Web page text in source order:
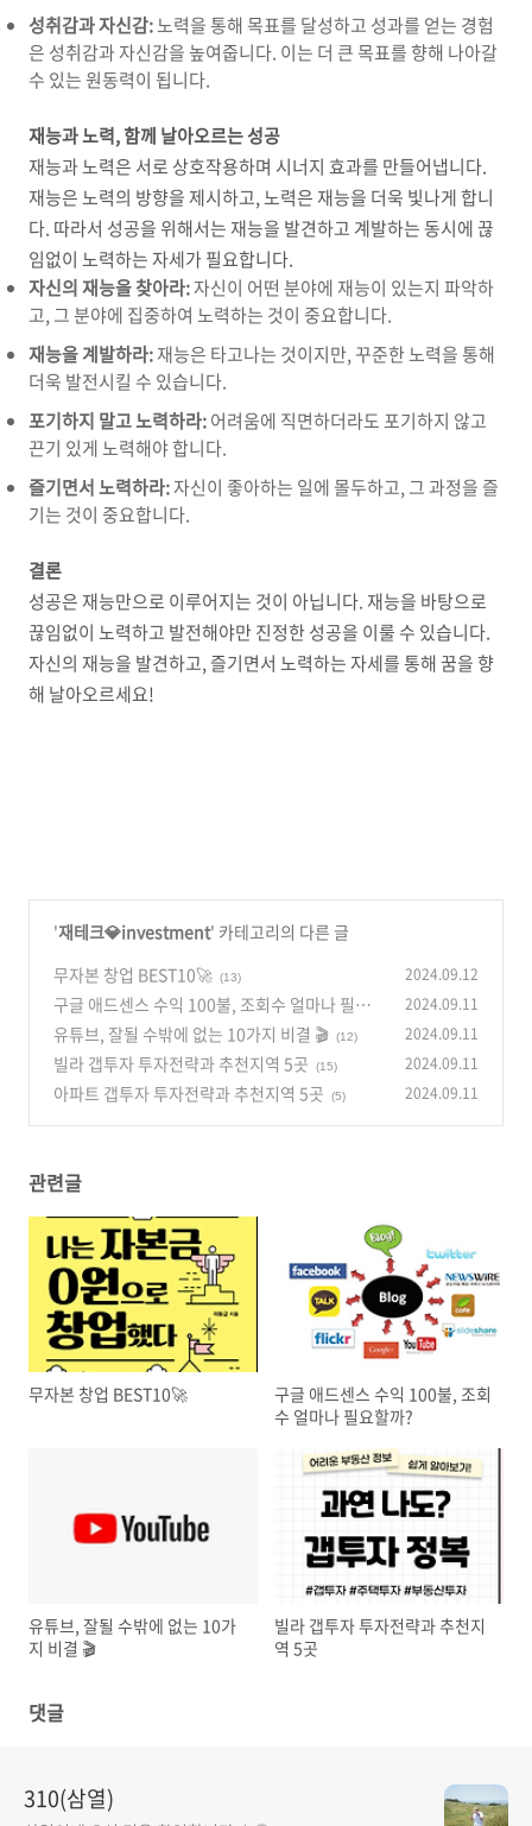
성취감과 자신감:노력을 통해 목표를 달성하고 성과를 얻는 경험
은 성취감과 자신감을 높여줍니다. 이는 더 큰 목표를 향해 나아갈
수 있는 원동력이 됩니다.
재능과 노력, 함께 날아오르는 성공
재능과 노력은 서로 상호작용하며 시너지 효과를 만들어냅니다.
재능은 노력의 방향을 제시하고,노력은 재능을 더욱 빛나게 합니
다. 따라서 성공을 위해서는 재능을 발견하고 계발하는 동시에 끊
임없이 노력하는 자세가 필요합니다.
자신의 재능을 찾아라:자신이 어떤 분야에 재능이 있는지 파악하
고, 그 분야에 집중하여 노력하는 것이 중요합니다.
재능을 계발하라:재능은 타고나는 것이지만, 꾸준한 노력을 통해
더욱 발전시킬 수 있습니다.
포기하지 말고 노력하라:어려움에 직면하더라도 포기하지 않고
끈기 있게 노력해야 합니다.
즐기면서 노력하라:자신이 좋아하는 일에 몰두하고, 그 과정을 즐
기는 것이 중요합니다.
결론
성공은 재능만으로 이루어지는 것이 아닙니다. 재능을 바탕으로
끊임없이 노력하고 발전해야만 진정한 성공을 이룰 수 있습니다.
자신의 재능을 발견하고, 즐기면서 노력하는 자세를 통해 꿈을 향
해 날아오르세요!
'재테크💎investment' 카테고리의 다른 글
무자본 창업 BEST10🚀 (13) 2024.09.12
구글 애드센스 수익 100불, 조회수 얼마나 필요
할까?
(17)
2024.09.11
유튜브, 잘될 수밖에 없는 10가지 비결 🎬 (12) 2024.09.11
빌라 갭투자 투자전략과 추천지역 5곳 (15) 2024.09.11
아파트 갭투자 투자전략과 추천지역 5곳 (5) 2024.09.11
관련글
무자본 창업 BEST10🚀
구글 애드센스 수익 100불, 조회
수 얼마나 필요할까?
유튜브, 잘될 수밖에 없는 10가
지 비결 🎬
빌라 갭투자 투자전략과 추천지
역 5곳
댓글
310(삼열)